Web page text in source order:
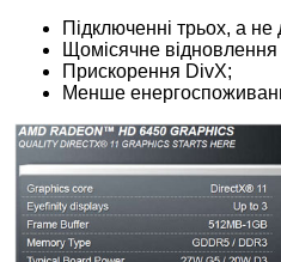
Підключенні трьох, а не
Щомісячне відновлення
Прискорення DivХ;
Менше